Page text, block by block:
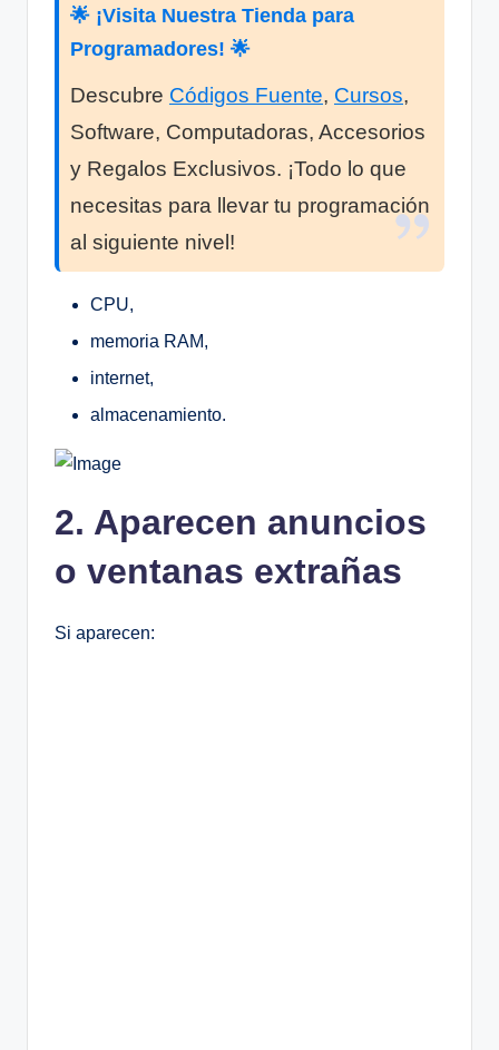
🌟 ¡Visita Nuestra Tienda para
Programadores! 🌟
Descubre Códigos Fuente, Cursos,
Software, Computadoras, Accesorios
y Regalos Exclusivos. ¡Todo lo que
necesitas para llevar tu programación
al siguiente nivel!
CPU,
memoria RAM,
internet,
almacenamiento.
2. Aparecen anuncios
o ventanas extrañas
Si aparecen: